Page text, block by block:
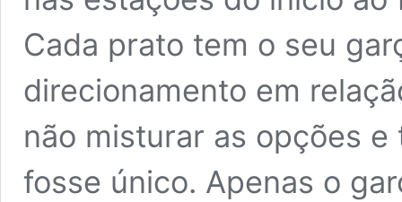
Cada prato tem o seu
direcionamento em
não misturar as opções
fosse único. Apenas o